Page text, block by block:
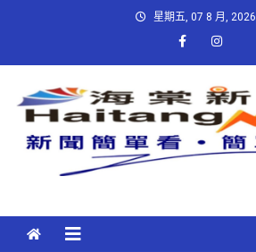
星期五, 07 8 月, 2026